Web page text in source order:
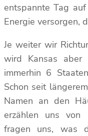
entspannte Tag
Energie versorgen,
Je weiter wir
wird Kansas aber
immerhin 6
Schon seit
Namen an den
erzählen uns von
fragen uns, was